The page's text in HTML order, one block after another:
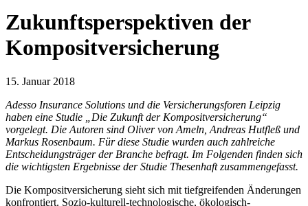
Zukunftsperspektiven der
Kompositversicherung
15. Januar 2018
Adesso Insurance Solutions und die Versicherungsforen Leipzig
haben eine Studie „Die Zukunft der Kompositversicherung“
vorgelegt. Die Autoren sind Oliver von Ameln, Andreas Hutfleß und
Markus Rosenbaum. Für diese Studie wurden auch zahlreiche
Entscheidungsträger der Branche befragt. Im Folgenden finden sich
die wichtigsten Ergebnisse der Studie Thesenhaft zusammengefasst.
Die Kompositversicherung sieht sich mit tiefgreifenden Änderungen
konfrontiert. Sozio-kulturell-technologische, ökologisch-